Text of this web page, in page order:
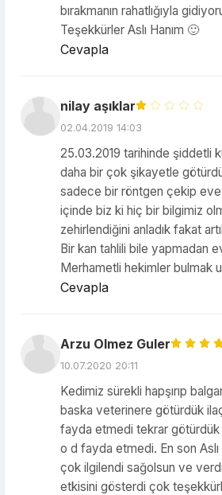
bırakmanın rahatlığıyla
Teşekkürler Aslı Hanım 🙂
Cevapla
nilay aşıklar
02.04.2019 14:03
25.03.2019 tarihinde şiddetli
daha bir çok şikayetle
sadece bir röntgen çekip eve
içinde biz ki hiç bir bilgimiz
zehirlendiğini anladık fakat
Bir kan tahlili bile yapmadan
Merhametli hekimler bulmak
Cevapla
Arzu Olmez Guler
10.07.2020 20:11
Kedimiz sürekli hapşırıp
baska veterinere götürdük
fayda etmedi tekrar
o d fayda etmedi. En son Aslı
çok ilgilendi sağolsun ve
etkisini gösterdi çok